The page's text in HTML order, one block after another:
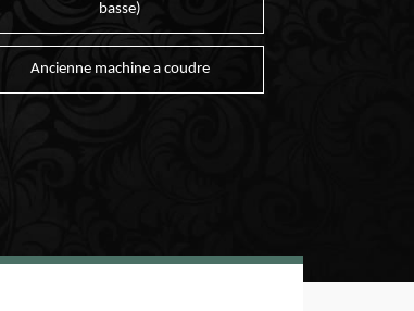
basse)
Ancienne machine a coudre